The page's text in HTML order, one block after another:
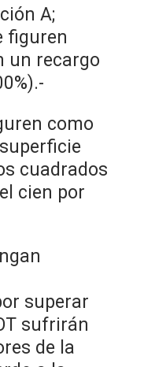
A;
figuren
un recargo
como
cuadrados
cien por
superar
sufrirán
de la